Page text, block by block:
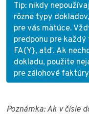
Tip: nikdy
rôzne typy
pre vás mätúce.
predponu pre
FA{Y}, atď. Ak
dokladu, použite
pre zálohové
Poznámka: Ak v čísle